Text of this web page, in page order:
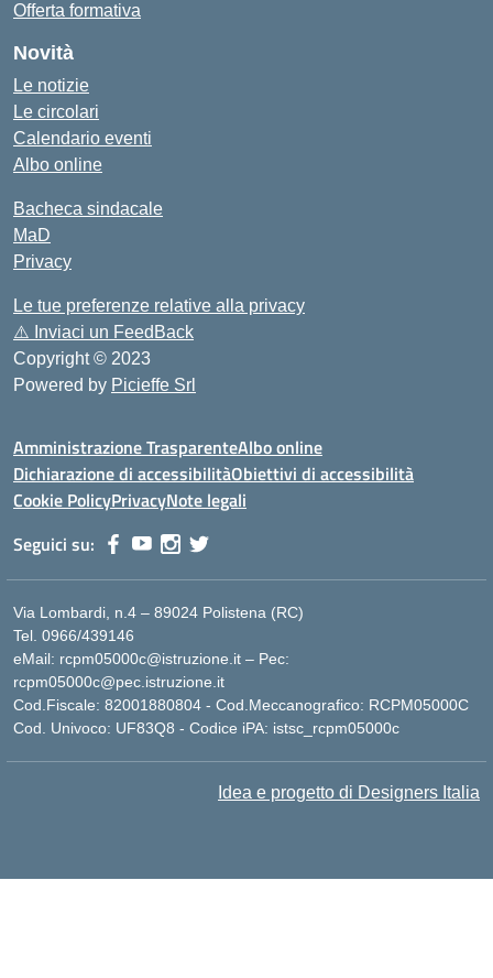
Offerta formativa
Novità
Le notizie
Le circolari
Calendario eventi
Albo online
Bacheca sindacale
MaD
Privacy
Le tue preferenze relative alla privacy
⚠️ Inviaci un FeedBack
Copyright © 2023
Powered by Picieffe Srl
Amministrazione TrasparenteAlbo online
Dichiarazione di accessibilitàObiettivi di accessibilità
Cookie PolicyPrivacyNote legali
Seguici su:
Via Lombardi, n.4 – 89024 Polistena (RC)
Tel. 0966/439146
eMail: rcpm05000c@istruzione.it – Pec:
rcpm05000c@pec.istruzione.it
Cod.Fiscale: 82001880804 - Cod.Meccanografico: RCPM05000C
Cod. Univoco: UF83Q8 - Codice iPA: istsc_rcpm05000c
Idea e progetto di Designers Italia